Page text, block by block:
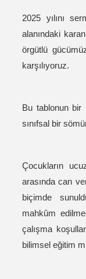
2025 yılını
alanındaki
örgütlü
karşılıyoruz.
Bu tablonun bir
sınıfsal bir
Çocukların
arasında can
biçimde
mahkûm
çalışma
bilimsel eğitim